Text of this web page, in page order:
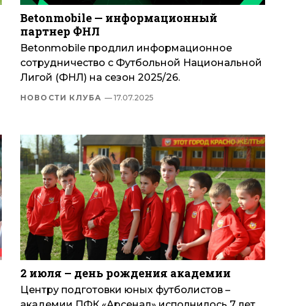
Betonmobile — информационный
партнер ФНЛ
Betonmobile продлил информационное
сотрудничество с Футбольной Национальной
Лигой (ФНЛ) на сезон 2025/26.
НОВОСТИ КЛУБА — 17.07.2025
2 июля – день рождения академии
Центру подготовки юных футболистов –